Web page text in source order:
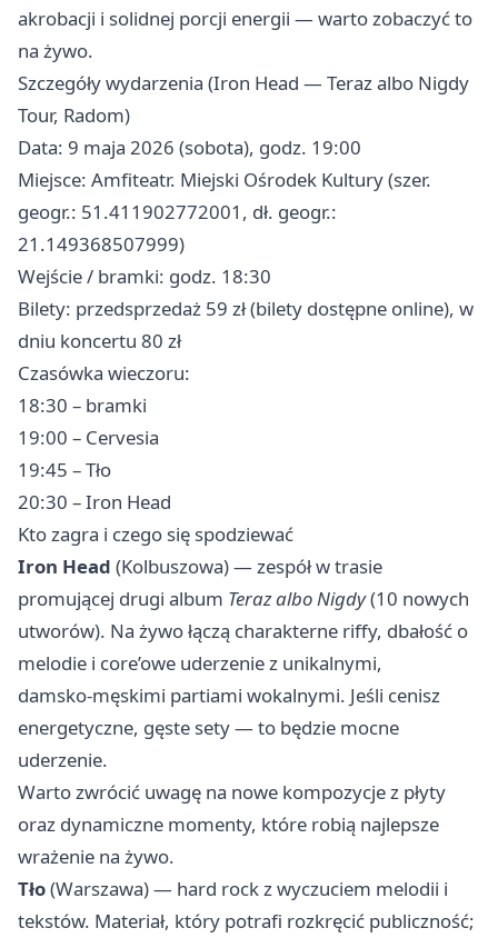
akrobacji i solidnej porcji energii — warto zobaczyć to
na żywo.
Szczegóły wydarzenia (Iron Head — Teraz albo Nigdy
Tour, Radom)
Data: 9 maja 2026 (sobota), godz. 19:00
Miejsce: Amfiteatr. Miejski Ośrodek Kultury (szer.
geogr.: 51.411902772001, dł. geogr.:
21.149368507999)
Wejście / bramki: godz. 18:30
Bilety: przedsprzedaż 59 zł (bilety dostępne online), w
dniu koncertu 80 zł
Czasówka wieczoru:
18:30 – bramki
19:00 – Cervesia
19:45 – Tło
20:30 – Iron Head
Kto zagra i czego się spodziewać
Iron Head (Kolbuszowa) — zespół w trasie
promującej drugi album Teraz albo Nigdy(10 nowych
utworów). Na żywo łączą charakterne riffy, dbałość o
melodie i core’owe uderzenie z unikalnymi,
damsko‑męskimi partiami wokalnymi. Jeśli cenisz
energetyczne, gęste sety — to będzie mocne
uderzenie.
Warto zwrócić uwagę na nowe kompozycje z płyty
oraz dynamiczne momenty, które robią najlepsze
wrażenie na żywo.
Tło(Warszawa) — hard rock z wyczuciem melodii i
tekstów. Materiał, który potrafi rozkręcić publiczność;